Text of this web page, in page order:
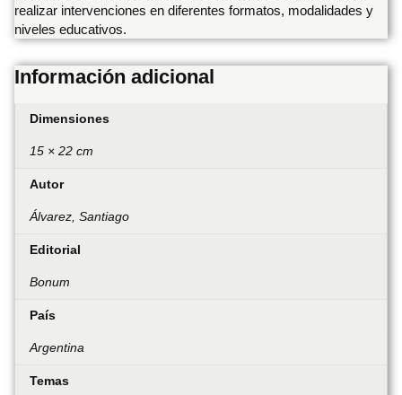
realizar intervenciones en diferentes formatos, modalidades y
niveles educativos.
Información adicional
Dimensiones
15 × 22 cm
Autor
Álvarez, Santiago
Editorial
Bonum
País
Argentina
Temas